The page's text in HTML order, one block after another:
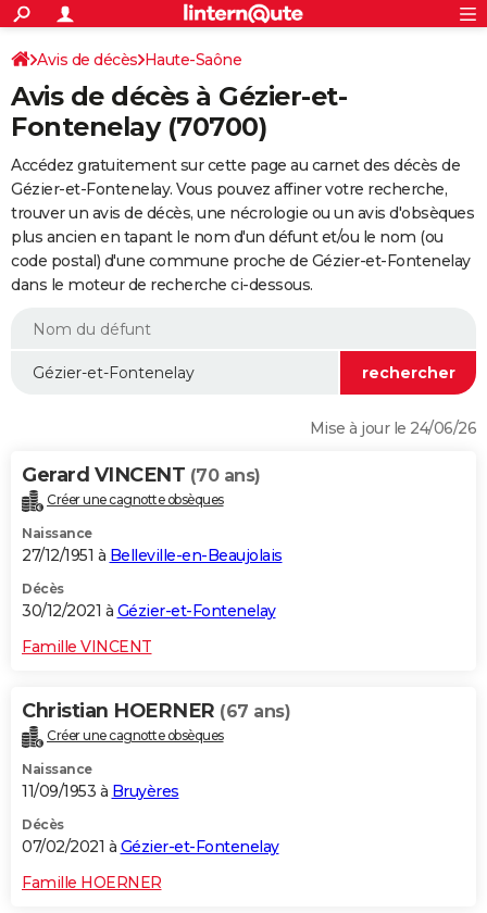
ACTUALITÉS
Politique
Société
Faits Divers
Education
Monde
Villes
+
SPORT
Coupe du monde 2026
Football
Tennis
Cyclisme
Rugby
Forum
FINANCE
Retraite
Impôts
Epargne
Immobilier
Risques naturels par ville
Banque
Assurance
Crédit
Essais
Réserver un essai
Citadines
Berlines
SUV
Forum auto
+
HIGH-TECH
Mobiles
Meilleur smartphone
Internet
Ordinateurs
Jeux vidéo
Guide high-tech
+
BRICOLAGE
Forum
Aménagement intérieur
Extérieur
Cuisine
Salle de bains
Jardinage
Rangement
WEEK-END
Guides de France
Escapades
Patrimoine
Expositions
Musées
Week-end nature
LIFESTYLE
Alimentation
Guide de la santé
Maladies
Médicaments
Sommeil
VOYAGE
Destinations
City break
Voyage nature
Voyage de noces
Forum
Climat
+PHOTO
GUIDES D'ACHAT
BONS PLANS
CARTE DE VOEUX
Dictionnaire
Biographies
Citations
Expressions
Proverbes
PROGRAMME TV
COPAINS D'AVANT
S'inscrire
Se connecter
Lycées
Collèges
Primaires
Universités
Entreprises
Service militaire
Avis de recherche
AVIS DE DÉCÈS
S'inscrire
Connexion
Avis de décès Haute-Saône
Avis de décès à Gézier-et-
Fontenelay (70700)
Accédez gratuitement sur cette page au carnet des décès de
Gézier-et-Fontenelay. Vous pouvez affiner votre recherche,
trouver un avis de décès, une nécrologie ou un avis d'obsèques
plus ancien en tapant le nom d'un défunt et/ou le nom (ou
code postal) d'une commune proche de Gézier-et-Fontenelay
dans le moteur de recherche ci-dessous.
Mise à jour le 24/06/26
Gerard VINCENT (70 ans)
Créer une cagnotte obsèques
Naissance
27/12/1951 à Belleville-en-Beaujolais
Décès
30/12/2021 à Gézier-et-Fontenelay
Famille VINCENT
Christian HOERNER (67 ans)
Créer une cagnotte obsèques
Naissance
11/09/1953 à Bruyères
Décès
07/02/2021 à Gézier-et-Fontenelay
Famille HOERNER